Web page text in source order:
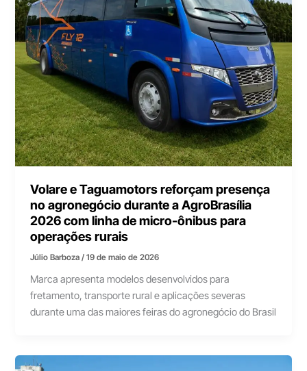
Volare e Taguamotors reforçam presença
no agronegócio durante a AgroBrasília
2026 com linha de micro-ônibus para
operações rurais
Júlio Barboza/19 de maio de 2026
Marca apresenta modelos desenvolvidos para
fretamento, transporte rural e aplicações severas
durante uma das maiores feiras do agronegócio do Brasil